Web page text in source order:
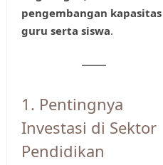
pengembangan kapasitas
guru serta siswa.
1. Pentingnya
Investasi di Sektor
Pendidikan